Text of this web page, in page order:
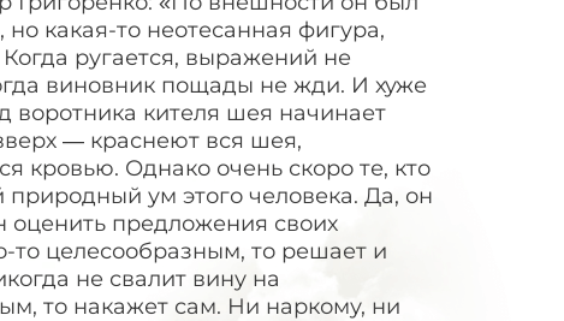
какая-то неотесанная фигура,
ругается, выражений не
виновник пощады не жди. И хуже
воротника кителя шея начинает
— краснеют вся шея,
кровью. Однако очень скоро те, кто
ум этого человека. Да, он
оценить предложения своих
то целесообразным, то решает и
не свалит вину на
то накажет сам. Ни наркому, ни